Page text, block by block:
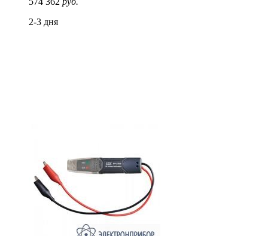
2-3 дня